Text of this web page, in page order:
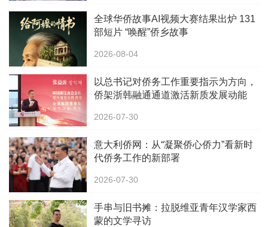
全球华侨故事AI视频大赛结果出炉 131
部短片 “唤醒”侨乡故事
2026-08-04
以总书记对侨务工作重要指示为方向，
侨架浙韩融通通道激活新质发展动能
2026-07-30
意大利侨网：从“凝聚侨心侨力”看新时
代侨务工作的新部署
2026-07-30
手串与旧书摊：拉脱维亚青年汉学家西
蒙的文学寻访